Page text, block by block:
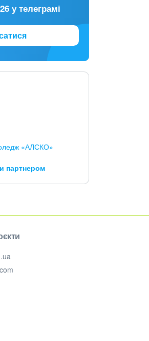
у телеграмі
«АЛСКО»
партнером